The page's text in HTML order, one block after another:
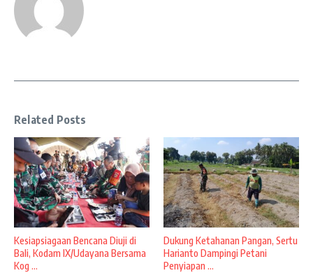
Related Posts
Kesiapsiagaan Bencana Diuji di
Bali, Kodam IX/Udayana Bersama
Kog ...
Dukung Ketahanan Pangan, Sertu
Harianto Dampingi Petani
Penyiapan ...